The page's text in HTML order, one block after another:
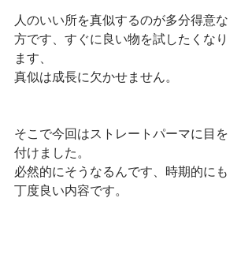
人のいい所を真似するのが多分得意な
方です、すぐに良い物を試したくなり
ます、
真似は成長に欠かせません。
そこで今回はストレートパーマに目を
付けました。
必然的にそうなるんです、時期的にも
丁度良い内容です。